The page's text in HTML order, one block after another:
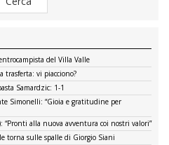
del Villa Valle
trasferta: vi piacciono?
Samardzic: 1-1
Simonelli: “Gioia e gratitudine per
“Pronti alla nuova avventura coi nostri valori”
torna sulle spalle di Giorgio Siani